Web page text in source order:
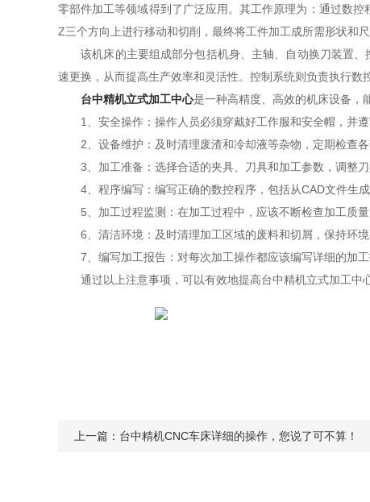
零部件加工等领域得到了广泛应用。其工作原理为：通过数
Z三个方向上进行移动和切削，最终将工件加工成所需形状和尺
该机床的主要组成部分包括机身、主轴、自动换刀装置、
速更换，从而提高生产效率和灵活性。控制系统则负责执行数
台中精机立式加工中心是一种高精度、高效的机床设备，
1、安全操作：操作人员必须穿戴好工作服和安全帽，并遵
2、设备维护：及时清理废渣和冷却液等杂物，定期检查各
3、加工准备：选择合适的夹具、刀具和加工参数，调整刀
4、程序编写：编写正确的数控程序，包括从CAD文件生成
5、加工过程监测：在加工过程中，应该不断检查加工质量
6、清洁环境：及时清理加工区域的废料和切屑，保持环境
7、编写加工报告：对每次加工操作都应该编写详细的加工
通过以上注意事项，可以有效地提高台中精机立式加工中
上一篇： 台中精机CNC车床详细的操作，您说了可不算！